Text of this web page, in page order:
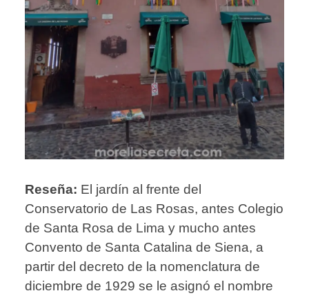
Reseña: El jardín al frente del
Conservatorio de Las Rosas, antes Colegio
de Santa Rosa de Lima y mucho antes
Convento de Santa Catalina de Siena, a
partir del decreto de la nomenclatura de
diciembre de 1929 se le asignó el nombre